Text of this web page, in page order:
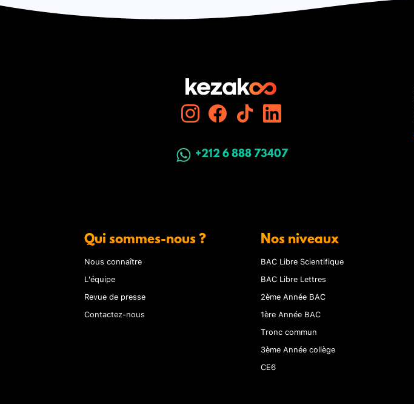
+212 6 888 73407
Qui sommes-nous ?
Nous connaître
L'équipe
Revue de presse
Contactez-nous
Nos niveaux
BAC Libre Scientifique
BAC Libre Lettres
2ème Année BAC
1ère Année BAC
Tronc commun
3ème Année collège
CE6